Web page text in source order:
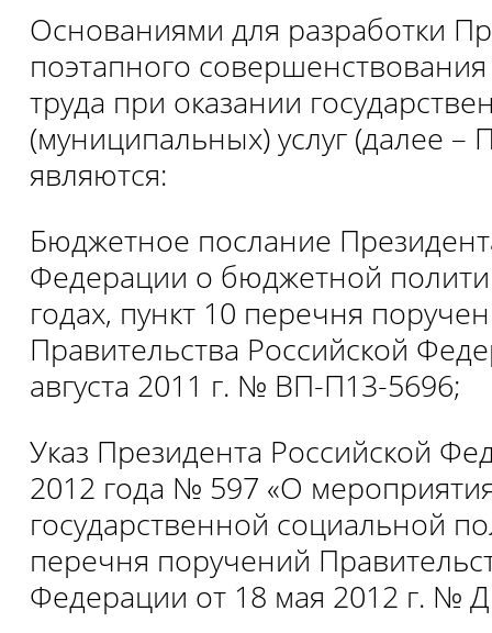
Основаниями для разработки
поэтапного
труда при оказании
(муниципальных) услуг (далее –
являются:
Бюджетное послание
Федерации о бюджетной
годах, пункт 10 перечня
Правительства Российской
августа 2011 г. № ВП-П13-5696;
Указ Президента Российской
2012 года № 597 «О
государственной социальной
перечня поручений
Федерации от 18 мая 2012 г. №